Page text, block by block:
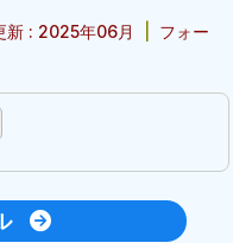
新 : 2025年06月
フォー